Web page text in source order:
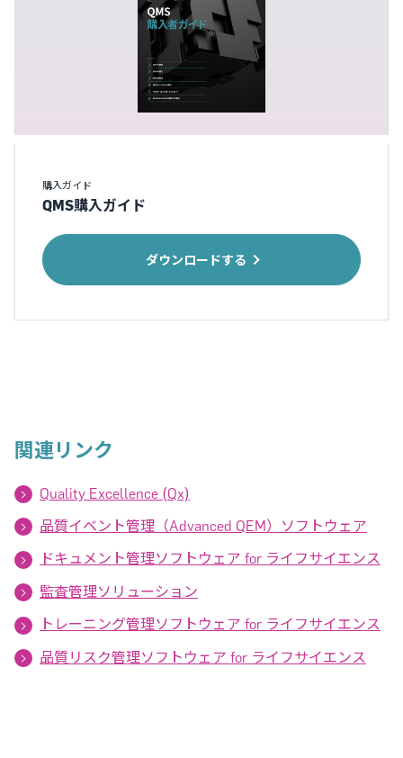
購入ガイド
QMS購入ガイド
ダウンロードする
関連リンク
Quality Excellence (Qx)
品質イベント管理（Advanced QEM）ソフトウェア
ドキュメント管理ソフトウェア for ライフサイエンス
監査管理ソリューション
トレーニング管理ソフトウェア for ライフサイエンス
品質リスク管理ソフトウェア for ライフサイエンス